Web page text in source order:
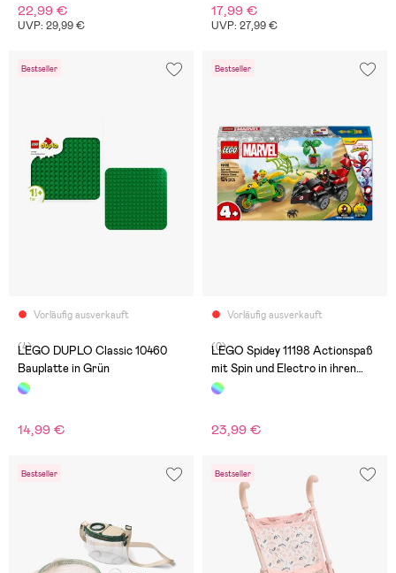
22,99 €
UVP: 29,99 €
17,99 €
UVP: 27,99 €
Bestseller
Vorläufig ausverkauft
(4)
LEGO DUPLO Classic 10460
Bauplatte in Grün
14,99 €
Bestseller
Vorläufig ausverkauft
(0)
LEGO Spidey 11198 Actionspaß
mit Spin und Electro in ihren
Dino-Flitzern
23,99 €
Bestseller Bestseller